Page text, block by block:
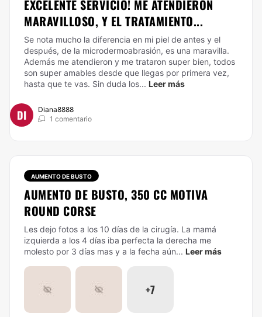
EXCELENTE SERVICIO! ME ATENDIERON
MARAVILLOSO, Y EL TRATAMIENTO...
Se nota mucho la diferencia en mi piel de antes y el
después, de la microdermoabrasión, es una maravilla.
Además me atendieron y me trataron super bien, todos
son super amables desde que llegas por primera vez,
hasta que te vas. Sin duda los... Leer más
DI
Diana8888
1 comentario
AUMENTO DE BUSTO
AUMENTO DE BUSTO, 350 CC MOTIVA
ROUND CORSE
Les dejo fotos a los 10 días de la cirugía. La mamá
izquierda a los 4 días iba perfecta la derecha me
molesto por 3 días mas y a la fecha aún... Leer más
+7